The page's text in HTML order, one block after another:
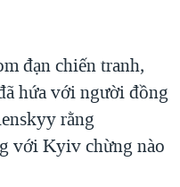
HẢI SÂM
đạn chiến tranh,
hứa với người đồng
rằng
với Kyiv chừng nào